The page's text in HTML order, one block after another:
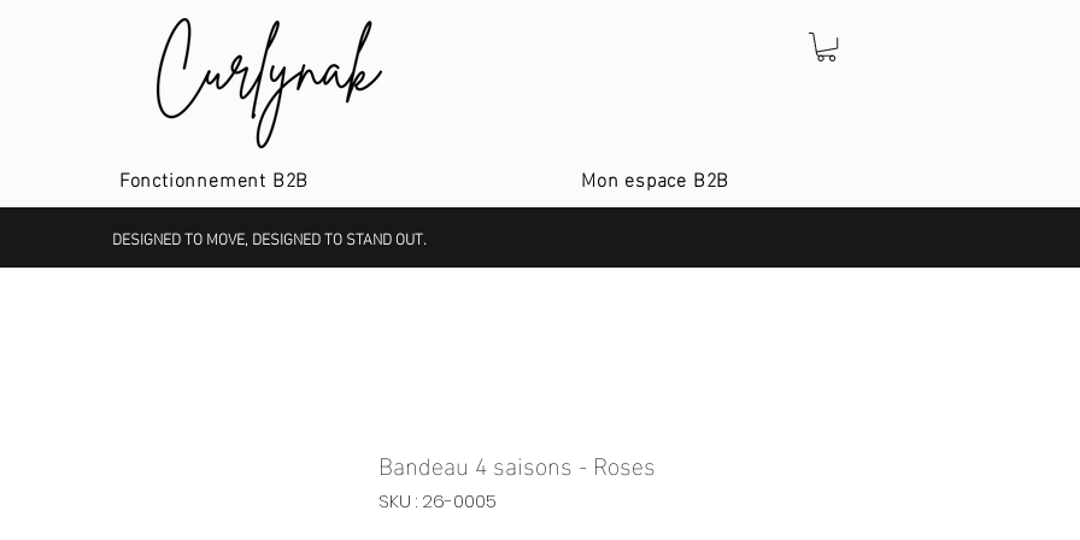
Fonctionnement B2B Mon espace B2B
DESIGNED TO MOVE, DESIGNED TO STAND OUT.
Bandeau 4 saisons - Roses
SKU : 26-0005